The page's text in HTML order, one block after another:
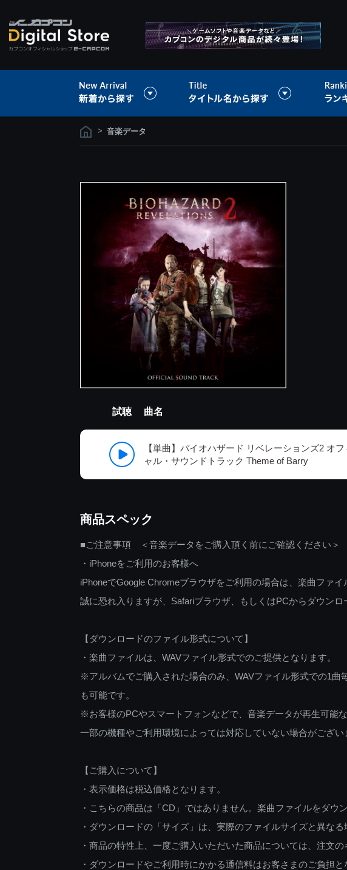
> 音楽データ
試聴 曲名
【単曲】バイオハザード リベレーションズ2 オフ
ャル・サウンドトラック Theme of Barry
商品スペック
■ご注意事項 ＜音楽データをご購入頂く前にご確認ください＞
・iPhoneをご利用のお客様へ
iPhoneでGoogle Chromeブラウザをご利用の場合は、楽曲ファイ
誠に恐れ入りますが、Safariブラウザ、もしくはPCからダウンロ
【ダウンロードのファイル形式について】
・楽曲ファイルは、WAVファイル形式でのご提供となります。
※アルバムでご購入された場合のみ、WAVファイル形式での1曲
も可能です。
※お客様のPCやスマートフォンなどで、音楽データが再生可能
一部の機種やご利用環境によっては対応していない場合がござい
【ご購入について】
・表示価格は税込価格となります。
・こちらの商品は「CD」ではありません。楽曲ファイルをダウ
・ダウンロードの「サイズ」は、実際のファイルサイズと異なる
・商品の特性上、一度ご購入いただいた商品については、注文
・ダウンロードやご利用時にかかる通信料はお客さまのご負担と